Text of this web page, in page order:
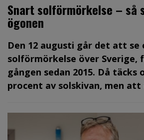
Snart solförmörkelse – så
ögonen
Den 12 augusti går det att se
solförmörkelse över Sverige,
gången sedan 2015. Då täcks
procent av solskivan, men